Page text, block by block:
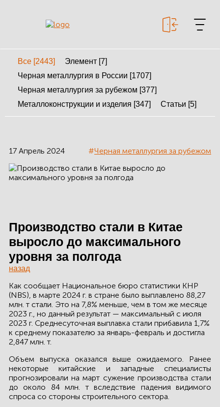
МЕТАЛЛОКОНСТРУКЦИИ
КАЛЬКУЛЯТОР
МЕТАЛЛОКОНСТРУКЦИЙ
ЗДАНИЙ
ПРОЕКТИРОВАНИЕ
СКЛАДЫ
ПРОЕКТЫ
КАЧЕСТВО
Все [2443]
Элемент [7]
Черная металлургия в России [1707]
Черная металлургия за рубежом [377]
Металлоконструкции и изделия [347]
Статьи [5]
17 Апрель 2024 #Черная металлургия за рубежом
Производство стали в Китае
выросло до максимального
уровня за полгода
назад
Как сообщает Национальное бюро статистики КНР
(NBS), в марте 2024 г. в стране было выплавлено 88,27
млн. т стали. Это на 7,8% меньше, чем в том же месяце
2023 г., но данный результат — максимальный с июля
2023 г. Среднесуточная выплавка стали прибавила 1,7%
к среднему показателю за январь-февраль и достигла
2,847 млн. т.
Объем выпуска оказался выше ожидаемого. Ранее
некоторые китайские и западные специалисты
прогнозировали на март сужение производства стали
до около 84 млн. т вследствие падения видимого
спроса со стороны строительного сектора.